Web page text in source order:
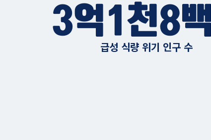
3억1천8
급성 식량 위기 인구 수